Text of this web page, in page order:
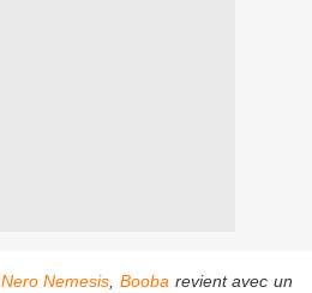
Nero Nemesis Booba revient avec un